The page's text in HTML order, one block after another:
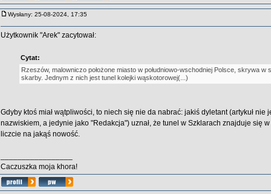
Wysłany: 25-08-2024, 17:35
Użytkownik "Arek" zacytował:
Cytat:
Rzeszów, malowniczo położone miasto w południowo-wschodniej Polsce, skrywa w
skarby. Jednym z nich jest tunel kolejki wąskotorowej(...)
Gdyby ktoś miał wątpliwości, to niech się nie da nabrać: jakiś dyletant (artykuł nie
nazwiskiem, a jedynie jako "Redakcja") uznał, że tunel w Szklarach znajduje się
liczcie na jakąś nowość.
Caczuszka moja khora!